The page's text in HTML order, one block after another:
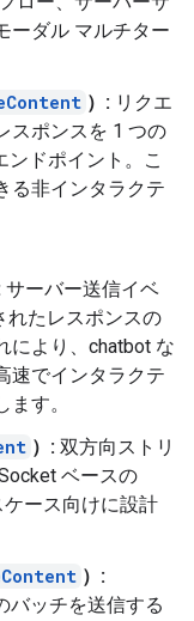
ーダル マルチター
）: リクエ
スポンスを 1 つの
ンドポイント。こ
る非インタラクテ
サーバー送信イベ
れたレスポンスの
により、chatbot な
速でインタラクテ
す。
）: 双方向ストリ
ベースの
ース向けに設計
）:
バッチを送信する